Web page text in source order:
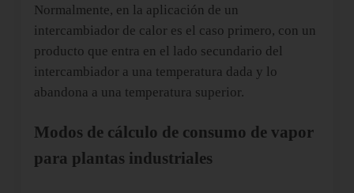
Normalmente, en la aplicación de un
intercambiador de calor es el caso primero, con un
producto que entra en el lado secundario del
intercambiador a una temperatura dada y lo
abandona a una temperatura superior.
Modos de cálculo de consumo de vapor
para plantas industriales